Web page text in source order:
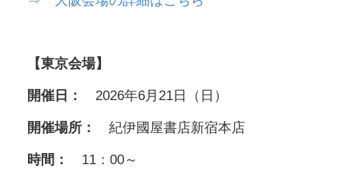
【東京会場】
開催日： 2026年6月21日（日）
開催場所： 紀伊國屋書店新宿本店
時間： 11：00～